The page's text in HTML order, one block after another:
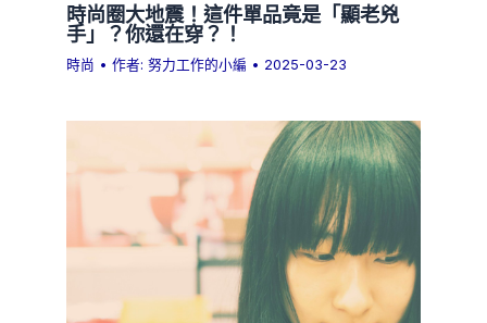
時尚圈大地震！這件單品竟是「顯老兇
手」？你還在穿？！
時尚 • 作者:努力工作的小編 • 2025-03-23